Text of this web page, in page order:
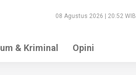
08 Agustus 2026 | 20:52 WIB
& Kriminal Opini